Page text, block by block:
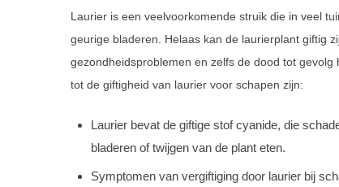
Laurier is een veelvoorkomende struik die in veel
geurige bladeren. Helaas kan de laurierplant giftig
gezondheidsproblemen en zelfs de dood tot
tot de giftigheid van laurier voor schapen zijn:
Laurier bevat de giftige stof cyanide, die
bladeren of twijgen van de plant eten.
Symptomen van vergiftiging door laurier bij